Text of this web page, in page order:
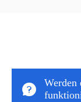

Werden